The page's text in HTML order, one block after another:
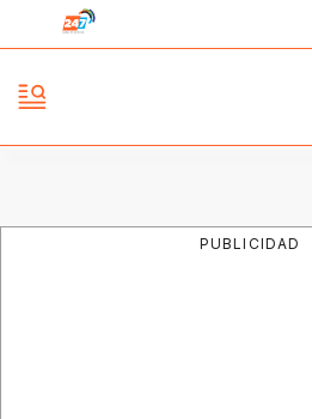
PUBLICIDAD